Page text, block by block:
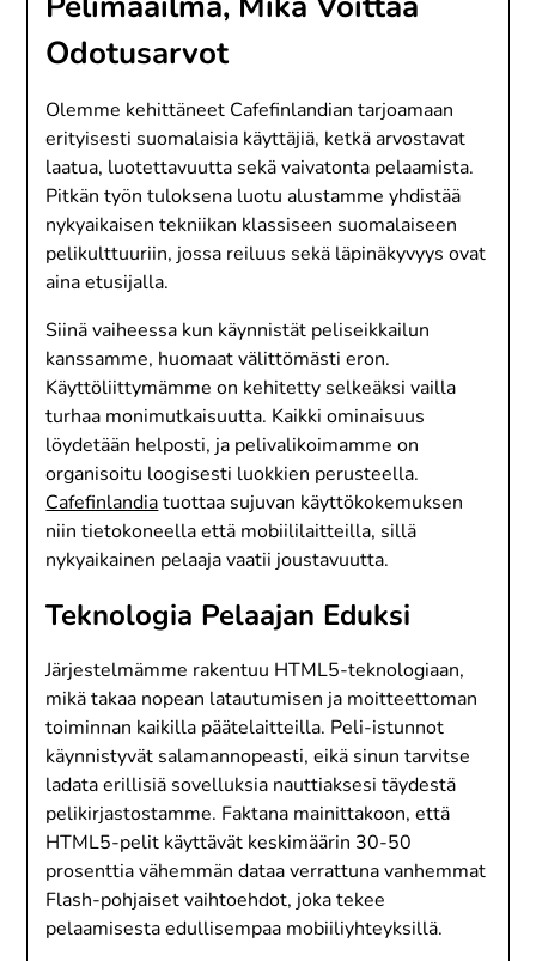
Odotusarvot
Olemme kehittäneet Cafefinlandian tarjoamaan
erityisesti suomalaisia käyttäjiä, ketkä arvostavat
laatua, luotettavuutta sekä vaivatonta pelaamista.
Pitkän työn tuloksena luotu alustamme yhdistää
nykyaikaisen tekniikan klassiseen suomalaiseen
pelikulttuuriin, jossa reiluus sekä läpinäkyvyys ovat
aina etusijalla.
Siinä vaiheessa kun käynnistät peliseikkailun
kanssamme, huomaat välittömästi eron.
Käyttöliittymämme on kehitetty selkeäksi vailla
turhaa monimutkaisuutta. Kaikki ominaisuus
löydetään helposti, ja pelivalikoimamme on
organisoitu loogisesti luokkien perusteella.
Cafefinlandiatuottaa sujuvan käyttökokemuksen
niin tietokoneella että mobiililaitteilla, sillä
nykyaikainen pelaaja vaatii joustavuutta.
Teknologia Pelaajan Eduksi
Järjestelmämme rakentuu HTML5-teknologiaan,
mikä takaa nopean latautumisen ja moitteettoman
toiminnan kaikilla päätelaitteilla. Peli-istunnot
käynnistyvät salamannopeasti, eikä sinun tarvitse
ladata erillisiä sovelluksia nauttiaksesi täydestä
pelikirjastostamme. Faktana mainittakoon, että
HTML5-pelit käyttävät keskimäärin 30-50
prosenttia vähemmän dataa verrattuna vanhemmat
Flash-pohjaiset vaihtoehdot, joka tekee
pelaamisesta edullisempaa mobiiliyhteyksillä.